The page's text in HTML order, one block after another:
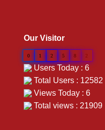
Our Visitor
0 1 2 5 8 2
Users Today : 6
Total Users : 12582
Views Today : 6
Total views : 21909